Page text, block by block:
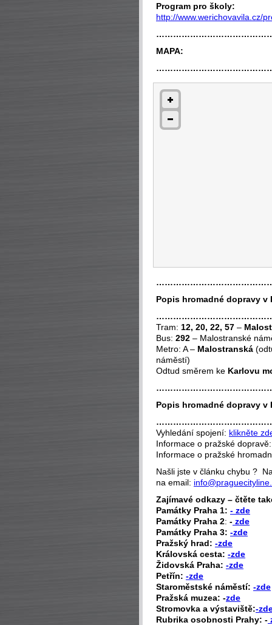
Program pro školy:
http://www.werichovavila.cz/
MAPA:
Popis hromadné dopravy v
Tram: 12, 20, 22, 57 –
Bus: 292 – Malostranské
Metro: A – Malostranská
náměstí)
Odtud směrem ke Karlovu
Popis hromadné dopravy v
Vyhledání spojení: klikněte
Informace o pražské
Informace o pražské
Našli jste v článku chybu ?
na email:
Zajímavé odkazy – čtěte
Památky Praha 1: - zde
Památky Praha 2: - zde
Památky Praha 3: -zde
Pražský hrad: -zde
Královská cesta: -zde
Židovská Praha: -zde
Petřín: -zde
Staroměstské náměstí: -zde
Pražská muzea: -zde
Stromovka a výstaviště:-
Rubrika osobnosti Prahy: -